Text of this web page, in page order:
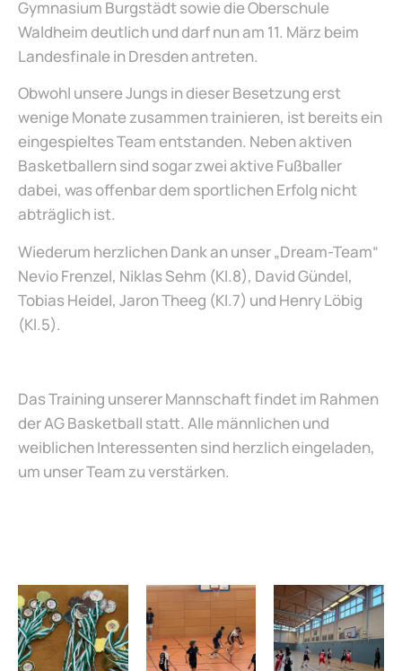
Gymnasium Burgstädt sowie die Oberschule
Waldheim deutlich und darf nun am 11. März beim
Landesfinale in Dresden antreten.
Obwohl unsere Jungs in dieser Besetzung erst
wenige Monate zusammen trainieren, ist bereits ein
eingespieltes Team entstanden. Neben aktiven
Basketballern sind sogar zwei aktive Fußballer
dabei, was offenbar dem sportlichen Erfolg nicht
abträglich ist.
Wiederum herzlichen Dank an unser „Dream-Team“
Nevio Frenzel, Niklas Sehm (Kl.8), David Gündel,
Tobias Heidel, Jaron Theeg (Kl.7) und Henry Löbig
(Kl.5).
Das Training unserer Mannschaft findet im Rahmen
der AG Basketball statt. Alle männlichen und
weiblichen Interessenten sind herzlich eingeladen,
um unser Team zu verstärken.